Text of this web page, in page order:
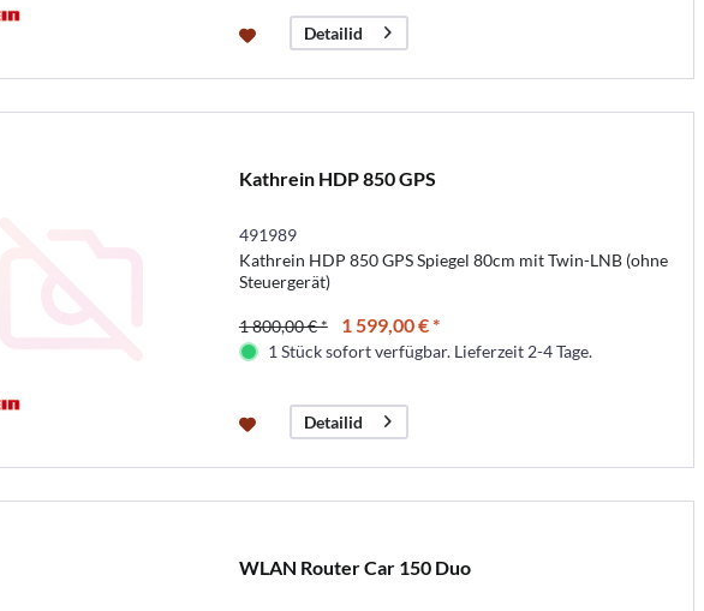
Detailid
Kathrein HDP 850 GPS
491989
Kathrein HDP 850 GPS Spiegel 80cm mit Twin-LNB (ohne
Steuergerät)
1 800,00 € * 1 599,00 € *
1 Stück sofort verfügbar. Lieferzeit 2-4 Tage.
Detailid
WLAN Router Car 150 Duo